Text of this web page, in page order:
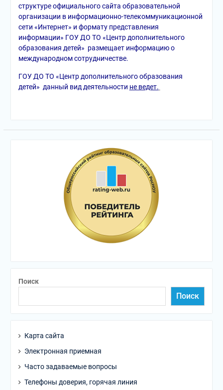
структуре официального сайта образовательной
организации в информационно-телекоммуникационной
сети «Интернет» и формату представления
информации» ГОУ ДО ТО «Центр дополнительного
образования детей» размещает информацию о
международном сотрудничестве.
ГОУ ДО ТО «Центр дополнительного образования
детей» данный вид деятельности не ведет.
Поиск
Поиск
Карта сайта
Электронная приемная
Часто задаваемые вопросы
Телефоны доверия, горячая линия